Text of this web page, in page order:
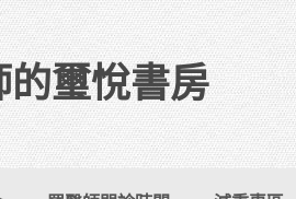
璽悅書房